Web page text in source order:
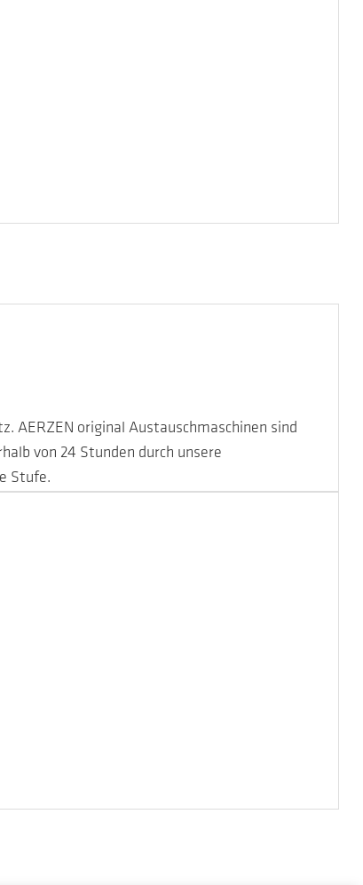
AERZEN original Austauschmaschinen sind
von 24 Stunden durch unsere
Stufe.